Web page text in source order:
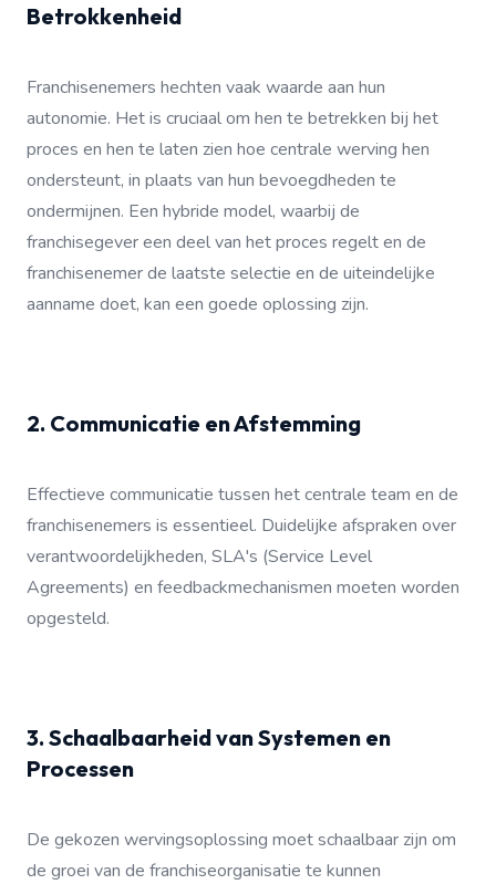
Betrokkenheid
Franchisenemers hechten vaak waarde aan hun
autonomie. Het is cruciaal om hen te betrekken bij het
proces en hen te laten zien hoe centrale werving hen
ondersteunt, in plaats van hun bevoegdheden te
ondermijnen. Een hybride model, waarbij de
franchisegever een deel van het proces regelt en de
franchisenemer de laatste selectie en de uiteindelijke
aanname doet, kan een goede oplossing zijn.
2. Communicatie en Afstemming
Effectieve communicatie tussen het centrale team en de
franchisenemers is essentieel. Duidelijke afspraken over
verantwoordelijkheden, SLA's (Service Level
Agreements) en feedbackmechanismen moeten worden
opgesteld.
3. Schaalbaarheid van Systemen en
Processen
De gekozen wervingsoplossing moet schaalbaar zijn om
de groei van de franchiseorganisatie te kunnen